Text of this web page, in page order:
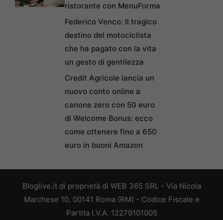
ristorante con MenuForma
Federico Venco: Il tragico
destino del motociclista
che ha pagato con la vita
un gesto di gentilezza
Credit Agricole lancia un
nuovo conto online a
canone zero con 50 euro
di Welcome Bonus: ecco
come ottenere fino a 650
euro in buoni Amazon
Bloglive.it di proprietà di WEB 365 SRL - Via Nicola
Marchese 10, 00141 Roma (RM) - Codice Fiscale e
Partita I.V.A. 12279101005